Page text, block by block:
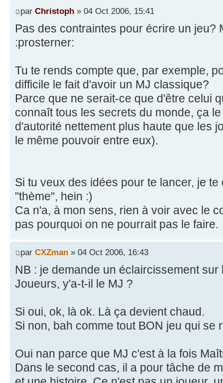
par Christoph » 04 Oct 2006, 15:41
Pas des contraintes pour écrire un jeu?
:prosterner:
Tu te rends compte que, par exemple,
difficile le fait d'avoir un MJ classique?
Parce que ne serait-ce que d'être celui
connaît tous les secrets du monde, ça
d'autorité nettement plus haute que les
le même pouvoir entre eux).
Si tu veux des idées pour te lancer, je
"thème", hein :)
Ca n'a, à mon sens, rien à voir avec le
pas pourquoi on ne pourrait pas le faire.
par CXZman » 04 Oct 2006, 16:43
NB : je demande un éclaircissement sur
Joueurs, y'a-t-il le MJ ?
Si oui, ok, là ok. Là ça devient chaud.
Si non, bah comme tout BON jeu qui se
Oui nan parce que MJ c'est à la fois
Dans le second cas, il a pour tâche de